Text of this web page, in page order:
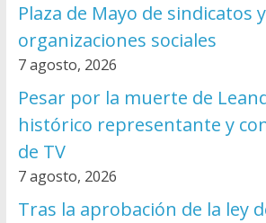
Plaza de Mayo de sindicatos y
organizaciones sociales
7 agosto, 2026
Pesar por la muerte de
histórico representante y
de TV
7 agosto, 2026
Tras la aprobación de la ley